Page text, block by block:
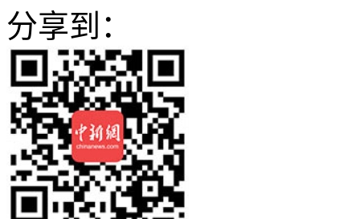
分享到：